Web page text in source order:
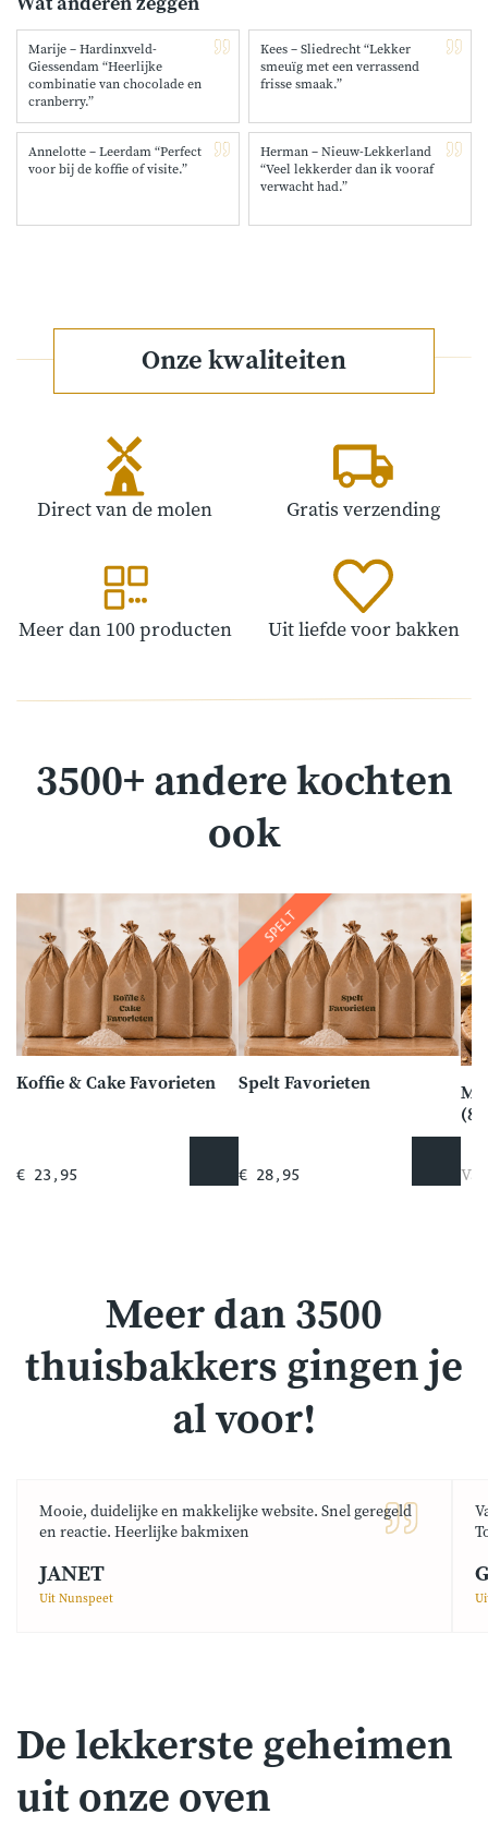
Marije – Hardinxveld-
Giessendam “Heerlijke
combinatie van chocolade en
cranberry.”
Kees – Sliedrecht “Lekker
smeuïg met een verrassend
frisse smaak.”
Annelotte – Leerdam “Perfect
voor bij de koffie of visite.”
Herman – Nieuw-Lekkerland
“Veel lekkerder dan ik vooraf
verwacht had.”
Onze kwaliteiten
Direct van de molen Gratis verzending
Meer dan 100 producten Uit liefde voor bakken
3500+ andere kochten
ook
Koffie & Cake Favorieten
€ 23,95
SPELT
Spelt Favorieten
€ 28,95
(8
Meer dan 3500
thuisbakkers gingen je
al voor!
Mooie, duidelijke en makkelijke website. Snel geregeld
en reactie. Heerlijke bakmixen
JANET
Uit Nunspeet
De lekkerste geheimen
uit onze oven